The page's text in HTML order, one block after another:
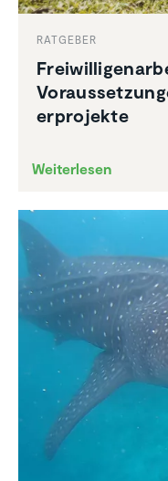
RATGEBER
er­pro­jekte
Weiterlesen